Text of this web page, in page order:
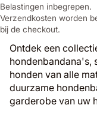
Belastingen inbegrepen.
Verzendkosten worden
bij de checkout.
Ontdek een
hondenbandana's,
honden van alle
duurzame
garderobe van uw